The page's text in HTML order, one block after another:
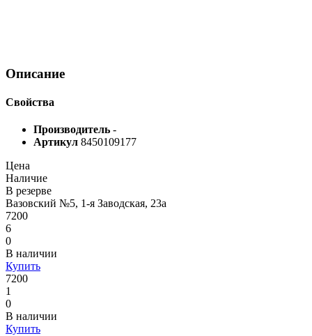
Описание
Свойства
Производитель -
Артикул 8450109177
Цена
Наличие
В резерве
Вазовский №5, 1-я Заводская, 23а
7200
6
0
В наличии
Купить
7200
1
0
В наличии
Купить